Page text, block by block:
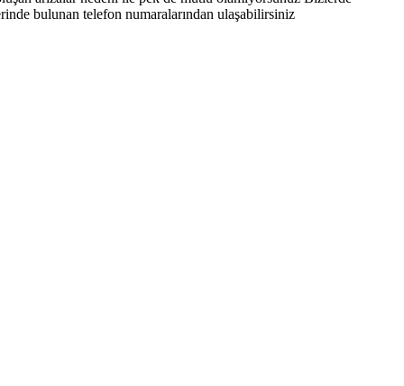
bulunan telefon numaralarından ulaşabilirsiniz